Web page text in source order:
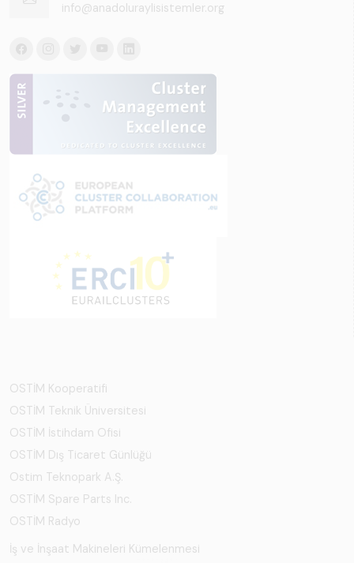
info@anadoluraylisistemler.org
OSTİM Kooperatifi
OSTİM Teknik Üniversitesi
OSTİM İstihdam Ofisi
OSTİM Dış Ticaret Günlüğü
Ostim Teknopark A.Ş.
OSTİM Spare Parts Inc.
OSTİM Radyo
İş ve İnşaat Makineleri Kümelenmesi